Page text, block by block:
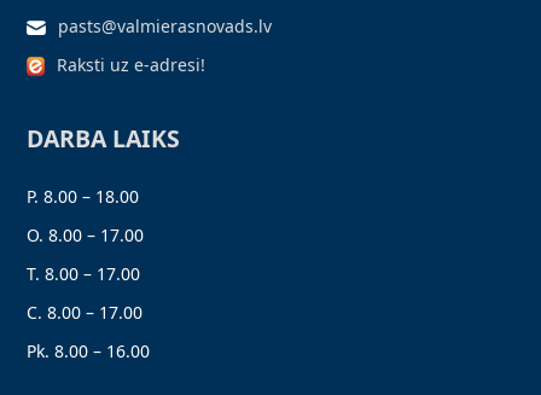
pasts@valmierasnovads.lv
Raksti uz e-adresi!
DARBA LAIKS
P. 8.00 – 18.00
O. 8.00 – 17.00
T. 8.00 – 17.00
C. 8.00 – 17.00
Pk. 8.00 – 16.00